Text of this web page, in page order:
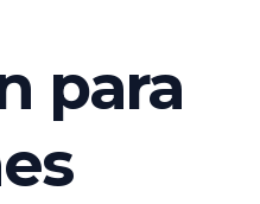
para